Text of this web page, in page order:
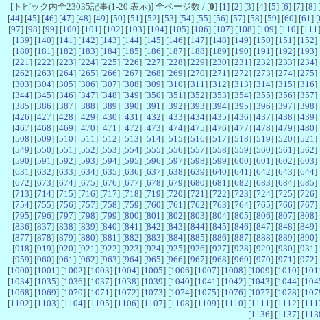
[トピック内全23035記事(1-20 表示)] 全ページ数 / [0] [1 ] [2] [3] [4] [5] [6] [7] [8] [
[44] [45] [46] [47] [48] [49] [50] [51 ] [52] [53] [54] [55] [56] [57] [58] [59] [60] [61 ] [
[97] [98] [99] [100] [101 ] [102] [103] [104] [105] [106] [107] [108] [109] [110] [111
[139] [140] [141 ] [142] [143] [144] [145] [146] [147] [148] [149] [150] [151 ] [152]
[180] [181 ] [182] [183] [184] [185] [186] [187] [188] [189] [190] [191 ] [192] [193]
[221 ] [222] [223] [224] [225] [226] [227] [228] [229] [230] [231 ] [232] [233] [234]
[262] [263] [264] [265] [266] [267] [268] [269] [270] [271 ] [272] [273] [274] [275]
[303] [304] [305] [306] [307] [308] [309] [310] [311 ] [312] [313] [314] [315] [316]
[344] [345] [346] [347] [348] [349] [350] [351 ] [352] [353] [354] [355] [356] [357]
[385] [386] [387] [388] [389] [390] [391 ] [392] [393] [394] [395] [396] [397] [398]
[426] [427] [428] [429] [430] [431 ] [432] [433] [434] [435] [436] [437] [438] [439]
[467] [468] [469] [470] [471 ] [472] [473] [474] [475] [476] [477] [478] [479] [480]
[508] [509] [510] [511 ] [512] [513] [514] [515] [516] [517] [518] [519] [520] [521 ]
[549] [550] [551 ] [552] [553] [554] [555] [556] [557] [558] [559] [560] [561 ] [562]
[590] [591 ] [592] [593] [594] [595] [596] [597] [598] [599] [600] [601 ] [602] [603]
[631 ] [632] [633] [634] [635] [636] [637] [638] [639] [640] [641 ] [642] [643] [644]
[672] [673] [674] [675] [676] [677] [678] [679] [680] [681 ] [682] [683] [684] [685]
[713] [714] [715] [716] [717] [718] [719] [720] [721 ] [722] [723] [724] [725] [726]
[754] [755] [756] [757] [758] [759] [760] [761 ] [762] [763] [764] [765] [766] [767]
[795] [796] [797] [798] [799] [800] [801 ] [802] [803] [804] [805] [806] [807] [808]
[836] [837] [838] [839] [840] [841 ] [842] [843] [844] [845] [846] [847] [848] [849]
[877] [878] [879] [880] [881 ] [882] [883] [884] [885] [886] [887] [888] [889] [890]
[918] [919] [920] [921 ] [922] [923] [924] [925] [926] [927] [928] [929] [930] [931 ]
[959] [960] [961 ] [962] [963] [964] [965] [966] [967] [968] [969] [970] [971 ] [972]
[1000] [1001 ] [1002] [1003] [1004] [1005] [1006] [1007] [1008] [1009] [1010] [
[1034] [1035] [1036] [1037] [1038] [1039] [1040] [1041 ] [1042] [1043] [1044] [
[1068] [1069] [1070] [1071 ] [1072] [1073] [1074] [1075] [1076] [1077] [1078] [
[1102] [1103] [1104] [1105] [1106] [1107] [1108] [1109] [1110] [1111 ] [1112] [
[1136] [1137] [